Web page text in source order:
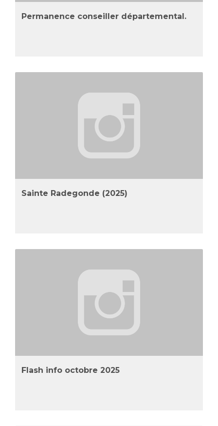
Permanence conseiller départemental.
Sainte Radegonde (2025)
Flash info octobre 2025